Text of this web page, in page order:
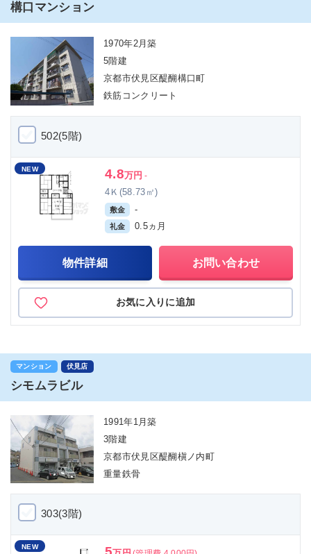
構口マンション
1970年2月築
5階建
京都市伏見区醍醐構口町
鉄筋コンクリート
502(5階)
NEW 4.8万円 -
4Ｋ(58.73㎡)
敷金 -
礼金 0.5ヵ月
物件詳細 お問い合わせ
お気に入りに追加
マンション 伏見店
シモムラビル
1991年1月築
3階建
京都市伏見区醍醐槇ノ内町
重量鉄骨
303(3階)
NEW